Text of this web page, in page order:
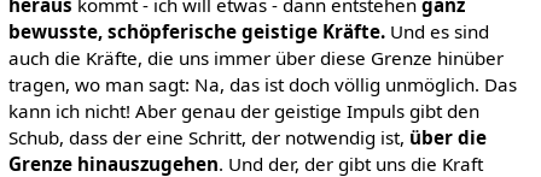
heraus kommt - ich will etwas - dann entstehen ganz
bewusste, schöpferische geistige Kräfte.Und es sind
auch die Kräfte, die uns immer über diese Grenze hinüber
tragen, wo man sagt: Na, das ist doch völlig unmöglich. Das
kann ich nicht! Aber genau der geistige Impuls gibt den
Schub, dass der eine Schritt, der notwendig ist, über die
Grenze hinauszugehen. Und der, der gibt uns die Kraft